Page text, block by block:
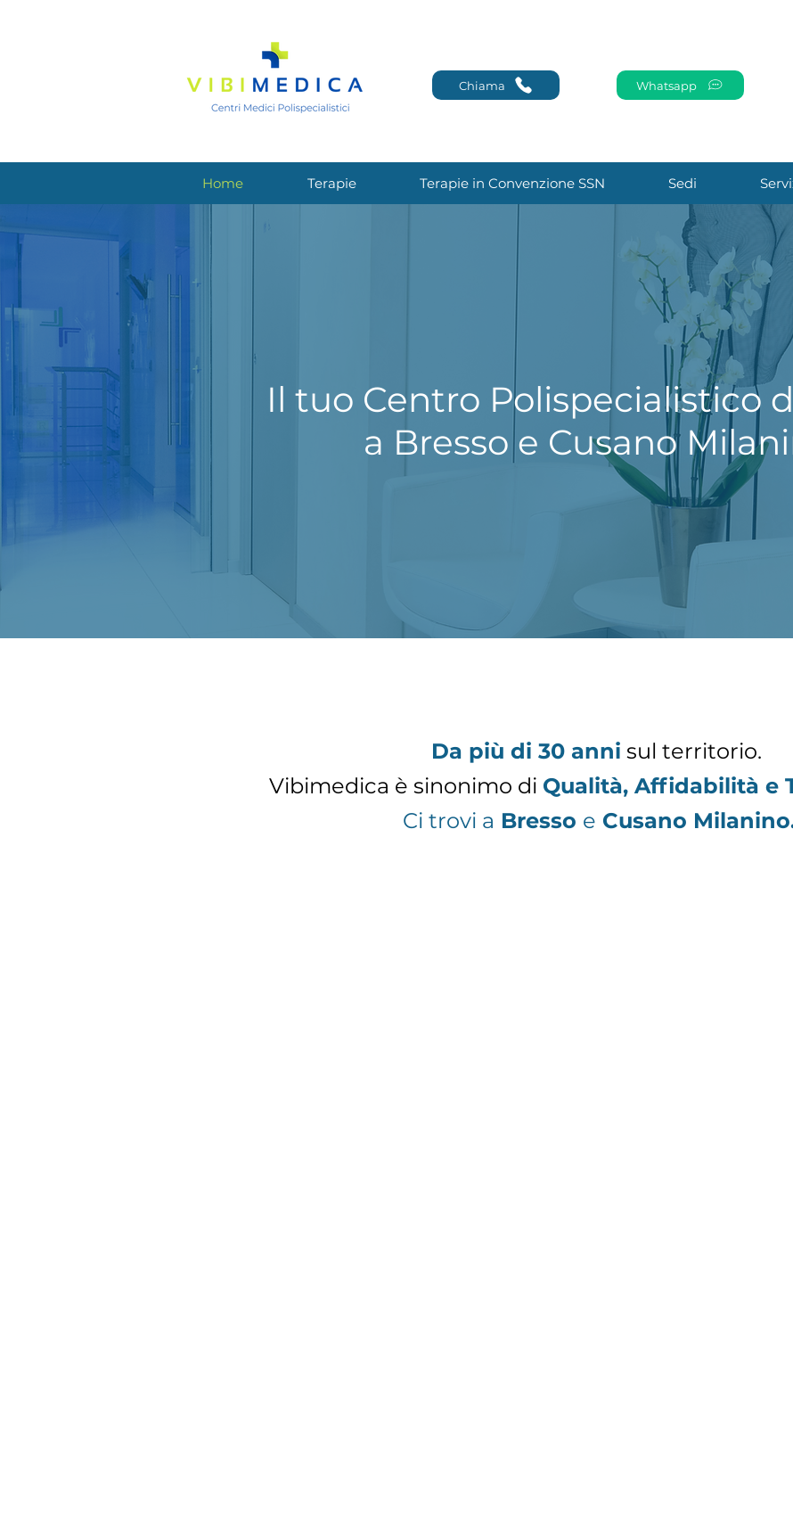
Chiama Whatsapp
Home Terapie Terapie in Convenzione SSN Sedi
Il tuo Centro Polispecialistico
a Bresso e Cusano
Da più di 30 anni sul territorio.
Vibimedica è sinonimo di Qualità, Affidabilità e
Ci trovi a Bresso e Cusano